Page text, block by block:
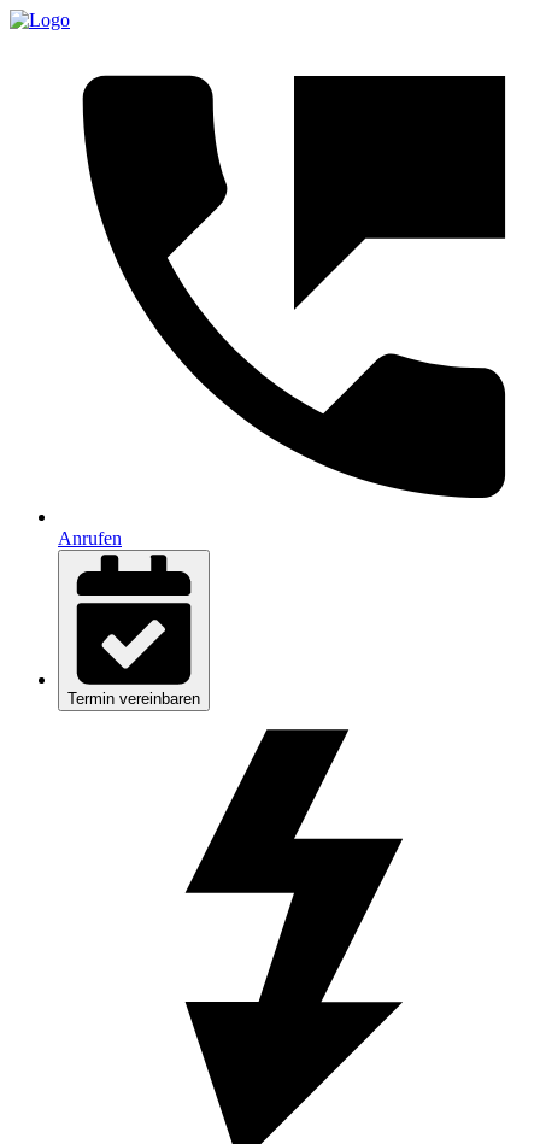
Anrufen
Termin vereinbaren